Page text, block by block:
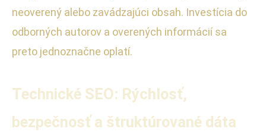
neoverený alebo zavádzajúci obsah. Investícia do
odborných autorov a overených informácií sa
preto jednoznačne oplatí.
Technické SEO: Rýchlosť,
bezpečnosť a štruktúrované dáta